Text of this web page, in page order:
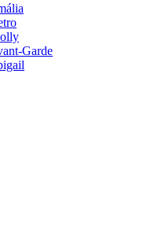
Garde